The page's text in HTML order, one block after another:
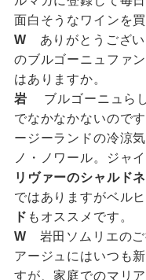
面白そうなワインを
W ありがとうござい
のブルゴーニュファ
はありますか。
岩 ブルゴーニュら
でなかなかないので
ージーランドの冷涼
ノ・ノワール。ジャ
リヴァーのシャルドネ
ではありますがベル
ド もオススメです。
W 岩田ソムリエのご
アージュにはいつも
すが、家庭でのマリ